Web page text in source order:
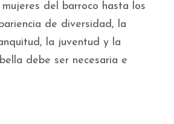
del barroco hasta los
de diversidad, la
la juventud y la
debe ser necesaria e